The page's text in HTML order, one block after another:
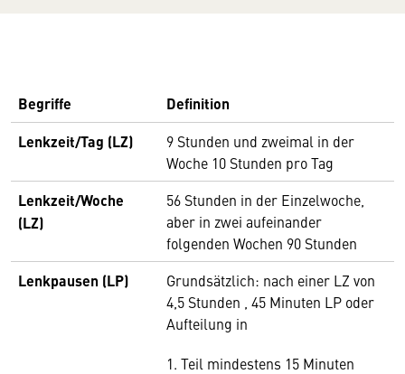
Begriffe
Definition
Lenkzeit/Tag (LZ)
9 Stunden und zweimal in der
Woche 10 Stunden pro Tag
Lenkzeit/Woche
(LZ)
56 Stunden in der Einzelwoche,
aber in zwei aufeinander
folgenden Wochen 90 Stunden
Lenkpausen (LP)
Grundsätzlich: nach einer LZ von
4,5 Stunden , 45 Minuten LP oder
Aufteilung in
1. Teil mindestens 15 Minuten